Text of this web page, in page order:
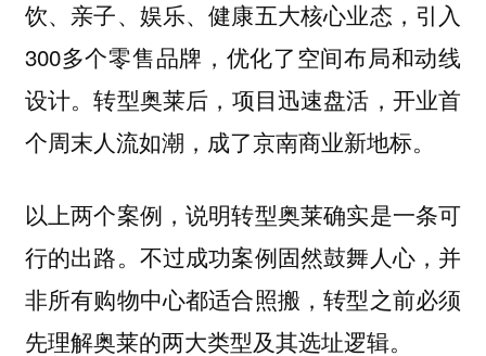
饮、亲子、娱乐、健康五大核心业态，引入
300多个零售品牌，优化了空间布局和动线
设计。转型奥莱后，项目迅速盘活，开业首
个周末人流如潮，成了京南商业新地标。
以上两个案例，说明转型奥莱确实是一条可
行的出路。不过成功案例固然鼓舞人心，并
非所有购物中心都适合照搬，转型之前必须
先理解奥莱的两大类型及其选址逻辑。